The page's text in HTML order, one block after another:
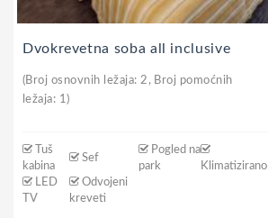
Dvokrevetna soba all inclusive
(Broj osnovnih ležaja: 2, Broj pomoćnih
ležaja: 1)
Tuš
kabina
Sef
Pogled na
park
Klimatizirano
LED
TV
Odvojeni
kreveti